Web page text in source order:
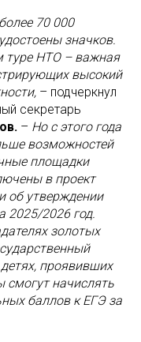
70 000
значков.
туре НТО – важная
высокий
– подчеркнул
секретарь
– Но с этого года
возможностей
площадки
в проект
об утверждении
2025/2026 год.
золотых
проявивших
смогут начислять
баллов к ЕГЭ за